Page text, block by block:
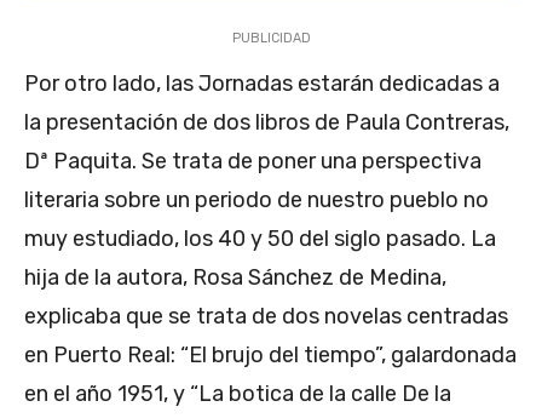
PUBLICIDAD
Por otro lado, las Jornadas estarán dedicadas a
la presentación de dos libros de Paula Contreras,
Dª Paquita. Se trata de poner una perspectiva
literaria sobre un periodo de nuestro pueblo no
muy estudiado, los 40 y 50 del siglo pasado. La
hija de la autora, Rosa Sánchez de Medina,
explicaba que se trata de dos novelas centradas
en Puerto Real: “El brujo del tiempo”, galardonada
en el año 1951, y “La botica de la calle De la